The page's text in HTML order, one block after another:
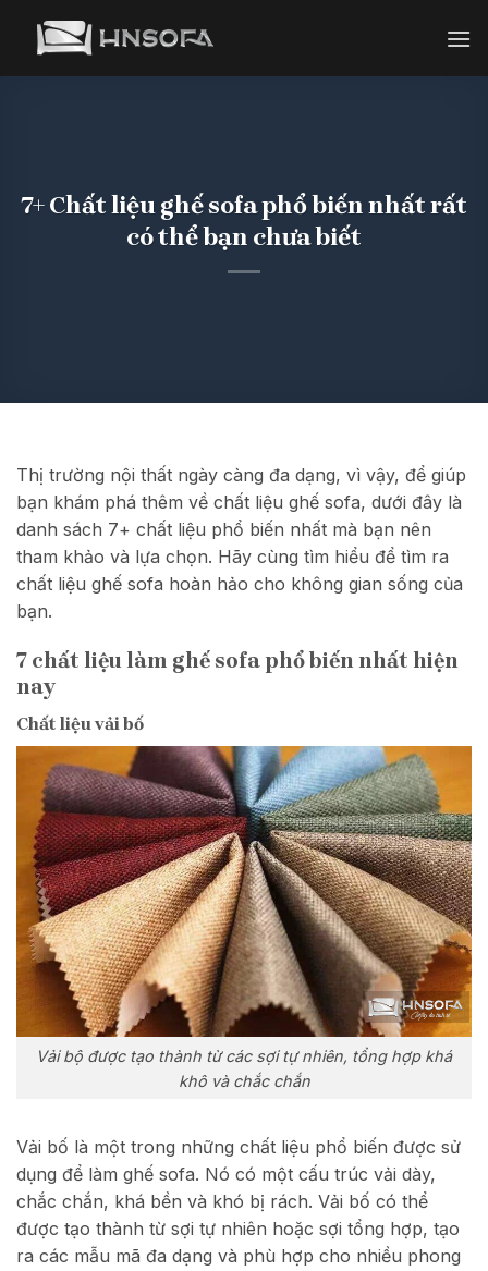
7+ Chất liệu ghế sofa phổ biến nhất rất
có thể bạn chưa biết
Thị trường nội thất ngày càng đa dạng, vì vậy, để giúp
bạn khám phá thêm về chất liệu ghế sofa, dưới đây là
danh sách 7+ chất liệu phổ biến nhất mà bạn nên
tham khảo và lựa chọn. Hãy cùng tìm hiểu để tìm ra
chất liệu ghế sofa hoàn hảo cho không gian sống của
bạn.
7 chất liệu làm ghế sofa phổ biến nhất hiện
nay
Chất liệu vải bố
Vải bộ được tạo thành từ các sợi tự nhiên, tổng hợp khá
khô và chắc chắn
Vải bố là một trong những chất liệu phổ biến được sử
dụng để làm ghế sofa. Nó có một cấu trúc vải dày,
chắc chắn, khá bền và khó bị rách. Vải bố có thể
được tạo thành từ sợi tự nhiên hoặc sợi tổng hợp, tạo
ra các mẫu mã đa dạng và phù hợp cho nhiều phong